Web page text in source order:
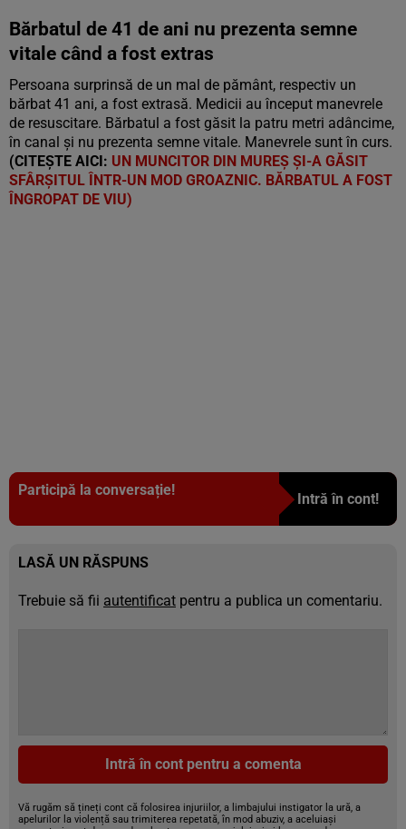
Bărbatul de 41 de ani nu prezenta semne
vitale când a fost extras
Persoana surprinsă de un mal de pământ, respectiv un
bărbat 41 ani, a fost extrasă. Medicii au început manevrele
de resuscitare. Bărbatul a fost găsit la patru metri adâncime,
în canal și nu prezenta semne vitale. Manevrele sunt în curs.
(CITEȘTE AICI: UN MUNCITOR DIN MUREȘ ȘI-A GĂSIT
SFÂRȘITUL ÎNTR-UN MOD GROAZNIC. BĂRBATUL A FOST
ÎNGROPAT DE VIU)
Participă la conversație!
Intră în cont!
LASĂ UN RĂSPUNS
Trebuie să fii autentificat pentru a publica un comentariu.
Intră în cont pentru a comenta
Vă rugăm să țineți cont că folosirea injuriilor, a limbajului instigator la ură, a
apelurilor la violență sau trimiterea repetată, în mod abuziv, a aceluiași